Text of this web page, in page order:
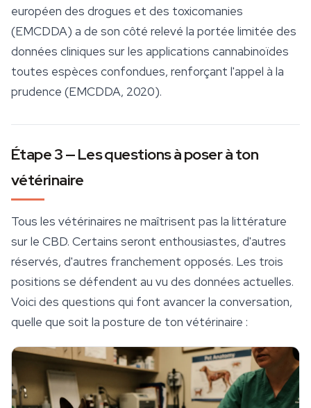
européen des drogues et des toxicomanies
(EMCDDA) a de son côté relevé la portée limitée des
données cliniques sur les applications cannabinoïdes
toutes espèces confondues, renforçant l'appel à la
prudence (EMCDDA, 2020).
Étape 3 — Les questions à poser à ton
vétérinaire
Tous les vétérinaires ne maîtrisent pas la littérature
sur le CBD. Certains seront enthousiastes, d'autres
réservés, d'autres franchement opposés. Les trois
positions se défendent au vu des données actuelles.
Voici des questions qui font avancer la conversation,
quelle que soit la posture de ton vétérinaire :